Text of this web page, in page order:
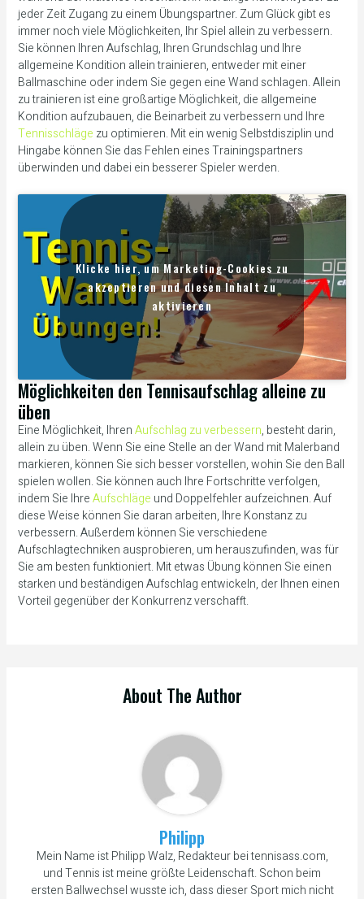
jeder Zeit Zugang zu einem Übungspartner. Zum Glück gibt es
immer noch viele Möglichkeiten, Ihr Spiel allein zu verbessern.
Sie können Ihren Aufschlag, Ihren Grundschlag und Ihre
allgemeine Kondition allein trainieren, entweder mit einer
Ballmaschine oder indem Sie gegen eine Wand schlagen. Allein
zu trainieren ist eine großartige Möglichkeit, die allgemeine
Kondition aufzubauen, die Beinarbeit zu verbessern und Ihre
Tennisschläge zu optimieren. Mit ein wenig Selbstdisziplin und
Hingabe können Sie das Fehlen eines Trainingspartners
überwinden und dabei ein besserer Spieler werden.
Klicke hier, um Marketing-Cookies zu
akzeptieren und diesen Inhalt zu
aktivieren
Möglichkeiten den Tennisaufschlag alleine zu
üben
Eine Möglichkeit, IhrenAufschlag zu verbessern, besteht darin,
allein zu üben. Wenn Sie eine Stelle an der Wand mit Malerband
markieren, können Sie sich besser vorstellen, wohin Sie den Ball
spielen wollen. Sie können auch Ihre Fortschritte verfolgen,
indem Sie IhreAufschläge und Doppelfehler aufzeichnen. Auf
diese Weise können Sie daran arbeiten, Ihre Konstanz zu
verbessern. Außerdem können Sie verschiedene
Aufschlagtechniken ausprobieren, um herauszufinden, was für
Sie am besten funktioniert. Mit etwas Übung können Sie einen
starken und beständigen Aufschlag entwickeln, der Ihnen einen
Vorteil gegenüber der Konkurrenz verschafft.
About The Author
Philipp
Mein Name ist Philipp Walz, Redakteur bei tennisass.com,
und Tennis ist meine größte Leidenschaft. Schon beim
ersten Ballwechsel wusste ich, dass dieser Sport mich nicht